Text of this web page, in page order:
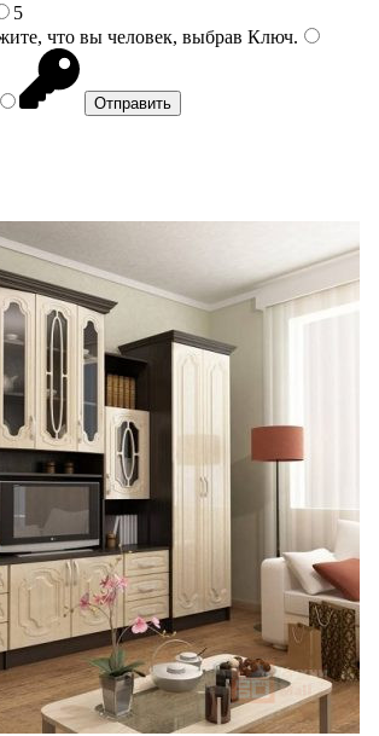
5
что вы человек, выбрав Ключ.